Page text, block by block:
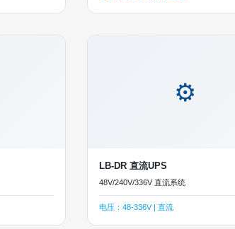
⚙
LB-DR 直流UPS
48V/240V/336V 直流系统
电压：48-336V | 直流